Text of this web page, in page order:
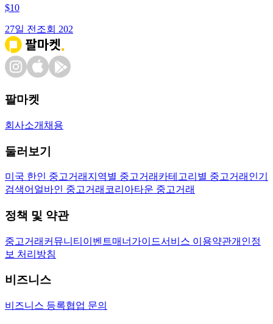
$10
27일 전 조회 202
팔마켓
회사소개 채용
둘러보기
미국 한인 중고거래 지역별 중고거래 카테고리별 중고거래 인기
검색어 얼바인 중고거래 코리아타운 중고거래
정책 및 약관
중고거래 커뮤니티 이벤트매너가이드서비스 이용약관개인정
보 처리방침
비즈니스
비즈니스 등록협업 문의